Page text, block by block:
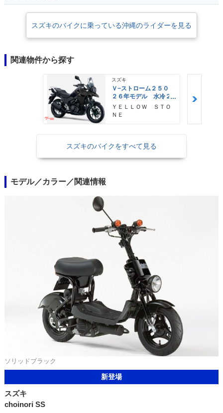
スズキのバイクに乗っている沖縄のライダーを見る
関連物件から探す
スズキ
Ｖ−ストローム２５０
２６年モデル 水冷２
気筒エンジン ＬＥＤ
ヘッドライト標準装備
ＹＥＬＬＯＷ ＳＴＯ
ＮＥ
スズキのバイクをすべて見る
モデル／カラー／関連情報
ソリッドブラック
新登場
スズキ
choinori SS